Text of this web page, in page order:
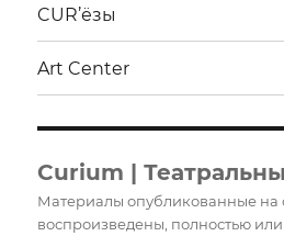
CUR’ёзы
Art Center
Curium |
Материалы опубликованные на
воспроизведены, полностью